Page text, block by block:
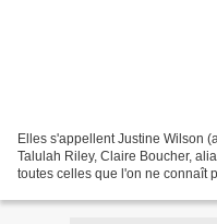
Elles s'appellent Justine Wilson
Talulah Riley, Claire Boucher,
toutes celles que l'on ne connaît